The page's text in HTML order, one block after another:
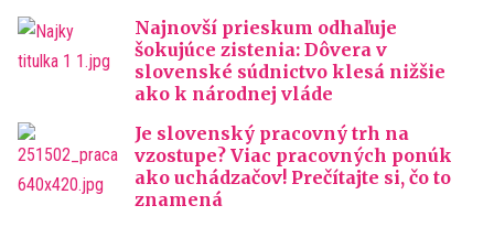
Najnovší prieskum odhaľuje
šokujúce zistenia: Dôvera v
slovenské súdnictvo klesá nižšie
ako k národnej vláde
Je slovenský pracovný trh na
vzostupe? Viac pracovných ponúk
ako uchádzačov! Prečítajte si, čo to
znamená